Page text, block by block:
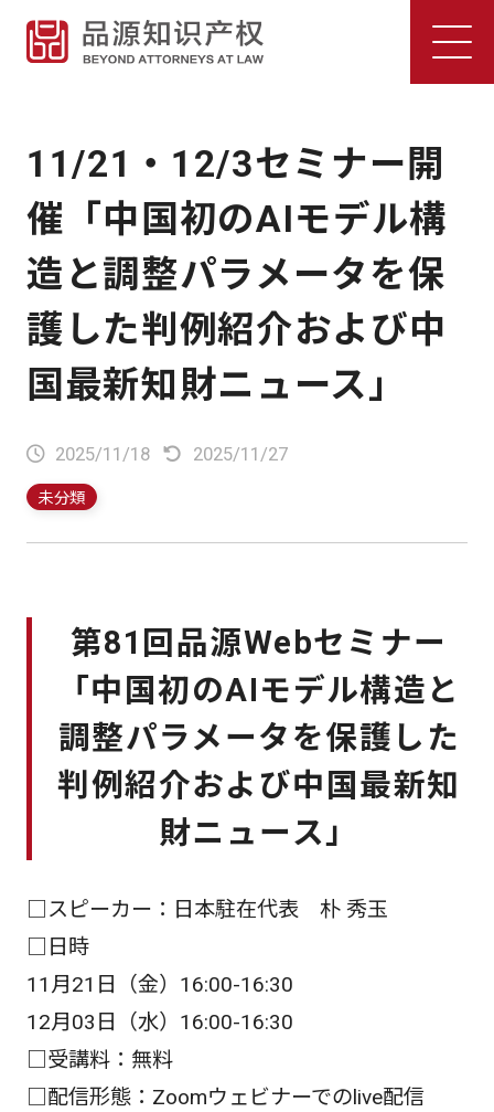
11/21・12/3セミナー開
催「中国初のAIモデル構
造と調整パラメータを保
護した判例紹介および中
国最新知財ニュース」
2025/11/18 2025/11/27
未分類
第81回品源Webセミナー
「中国初のAIモデル構造と
調整パラメータを保護した
判例紹介および中国最新知
財ニュース」
□スピーカー：日本駐在代表 朴 秀玉
□日時
11月21日（金）16:00-16:30
12月03日（水）16:00-16:30
□受講料：無料
□配信形態：Zoomウェビナーでのlive配信